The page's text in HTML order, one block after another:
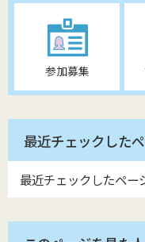
参加募集
最近チェックした
最近チェックしたペー